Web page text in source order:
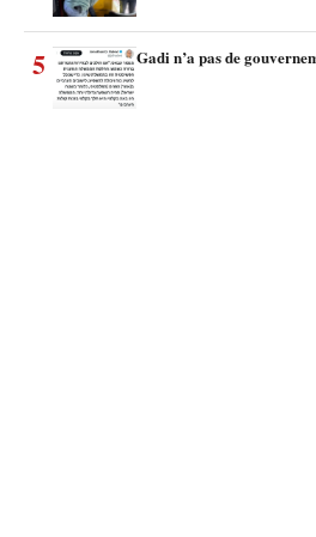
5 Gadi n’a pas de